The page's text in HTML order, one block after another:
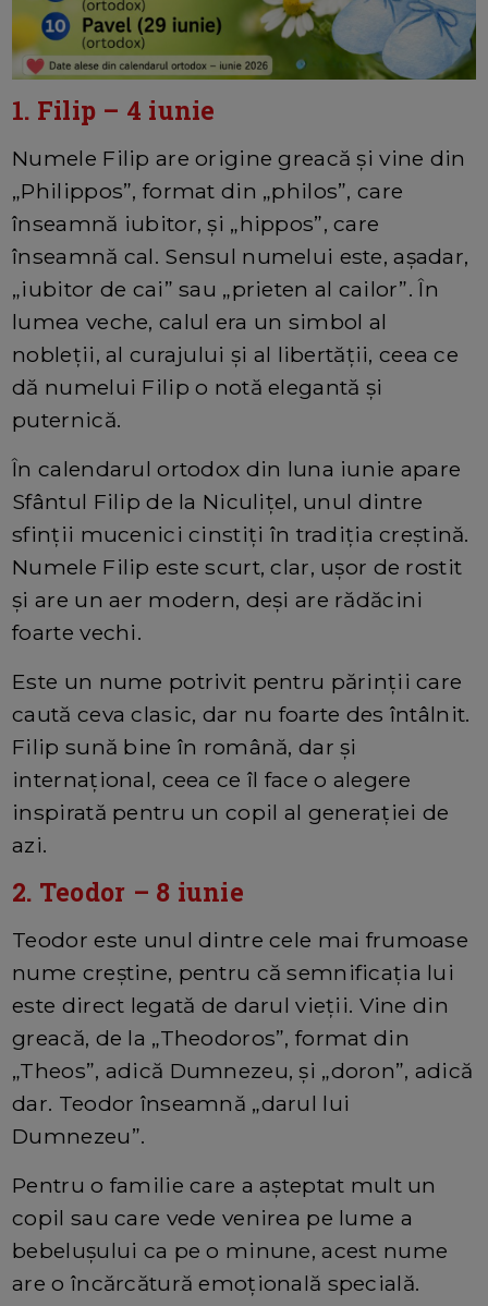
1. Filip – 4 iunie
Numele Filip are origine greacă și vine din
„Philippos”, format din „philos”, care
înseamnă iubitor, și „hippos”, care
înseamnă cal. Sensul numelui este, așadar,
„iubitor de cai” sau „prieten al cailor”. În
lumea veche, calul era un simbol al
nobleții, al curajului și al libertății, ceea ce
dă numelui Filip o notă elegantă și
puternică.
În calendarul ortodox din luna iunie apare
Sfântul Filip de la Niculițel, unul dintre
sfinții mucenici cinstiți în tradiția creștină.
Numele Filip este scurt, clar, ușor de rostit
și are un aer modern, deși are rădăcini
foarte vechi.
Este un nume potrivit pentru părinții care
caută ceva clasic, dar nu foarte des întâlnit.
Filip sună bine în română, dar și
internațional, ceea ce îl face o alegere
inspirată pentru un copil al generației de
azi.
2. Teodor – 8 iunie
Teodor este unul dintre cele mai frumoase
nume creștine, pentru că semnificația lui
este direct legată de darul vieții. Vine din
greacă, de la „Theodoros”, format din
„Theos”, adică Dumnezeu, și „doron”, adică
dar. Teodor înseamnă „darul lui
Dumnezeu”.
Pentru o familie care a așteptat mult un
copil sau care vede venirea pe lume a
bebelușului ca pe o minune, acest nume
are o încărcătură emoțională specială.